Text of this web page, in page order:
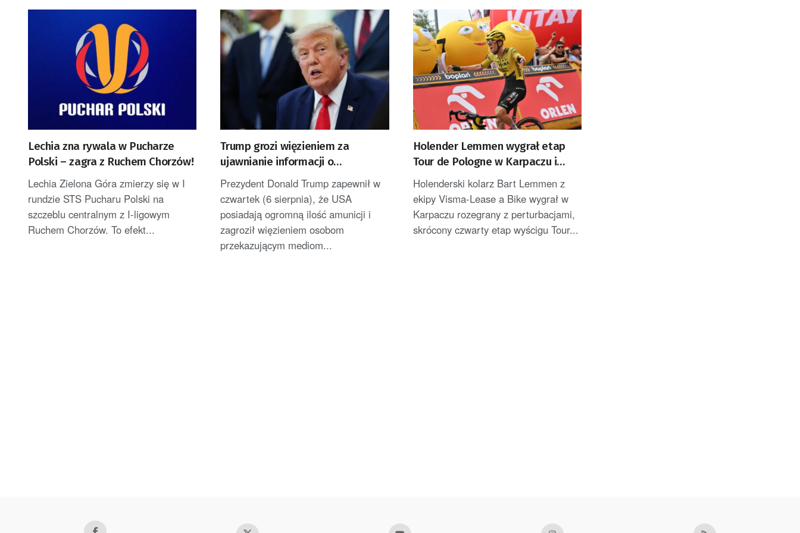
Lechia zna rywala w Pucharze
Polski – zagra z Ruchem Chorzów!
Lechia Zielona Góra zmierzy się w I
rundzie STS Pucharu Polski na
szczeblu centralnym z I-ligowym
Ruchem Chorzów. To efekt...
Trump grozi więzieniem za
ujawnianie informacji o
uszczuplonych zapasach amunicji
Prezydent Donald Trump zapewnił w
czwartek (6 sierpnia), że USA
posiadają ogromną ilość amunicji i
zagroził więzieniem osobom
przekazującym mediom...
Holender Lemmen wygrał etap
Tour de Pologne w Karpaczu i
został liderem [AKTUALIZACJA]
Holenderski kolarz Bart Lemmen z
ekipy Visma-Lease a Bike wygrał w
Karpaczu rozegrany z perturbacjami,
skrócony czwarty etap wyścigu Tour...